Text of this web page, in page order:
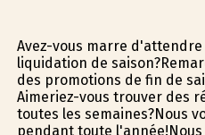
Avez-vous marre
liquidation de
des promotions de fin de
Aimeriez-vous trouver des
toutes les semaines?Nous
pendant toute